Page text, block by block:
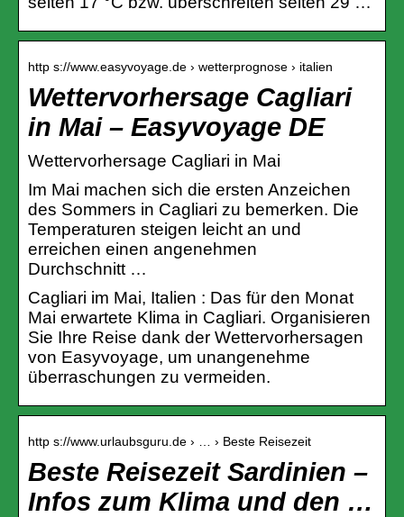
http s://www.easyvoyage.de › wetterprognose › italien
Wettervorhersage Cagliari
in Mai – Easyvoyage DE
Wettervorhersage Cagliari in Mai
Im Mai machen sich die ersten Anzeichen
des Sommers in Cagliari zu bemerken. Die
Temperaturen steigen leicht an und
erreichen einen angenehmen
Durchschnitt …
Cagliari im Mai, Italien : Das für den Monat
Mai erwartete Klima in Cagliari. Organisieren
Sie Ihre Reise dank der Wettervorhersagen
von Easyvoyage, um unangenehme
überraschungen zu vermeiden.
http s://www.urlaubsguru.de › … › Beste Reisezeit
Beste Reisezeit Sardinien –
Infos zum Klima und den …